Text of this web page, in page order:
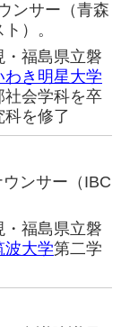
ンサー（青森
）。
福島県立磐
わき明星大学
社会学科を卒
科を修了
ンサー（IBC
福島県立磐
波大学第二学